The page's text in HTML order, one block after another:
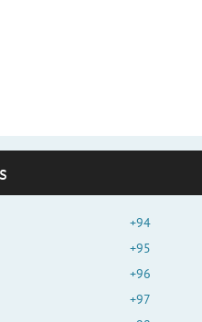
+94
+95
+96
+97